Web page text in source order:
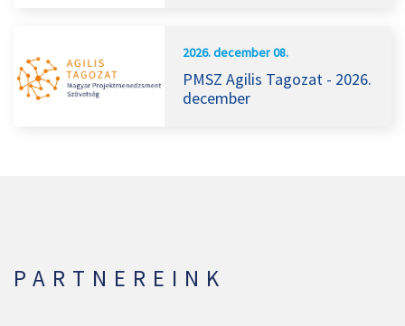
2026. december 08.
PMSZ Agilis Tagozat - 2026.
december
PARTNEREINK